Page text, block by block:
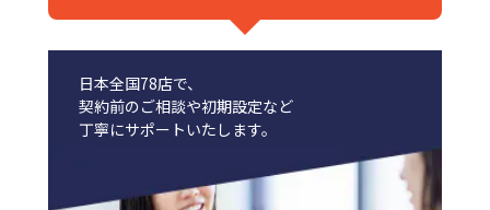
日本全国78店で、
契約前のご相談や初期設定など
丁寧にサポートいたします。